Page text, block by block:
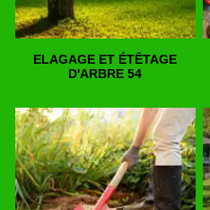
ELAGAGE ET ÉTÊTAGE
D'ARBRE 54